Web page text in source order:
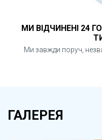
МИ ВІДЧИНЕНІ 24
Ми завжди поруч,
ГАЛЕРЕЯ